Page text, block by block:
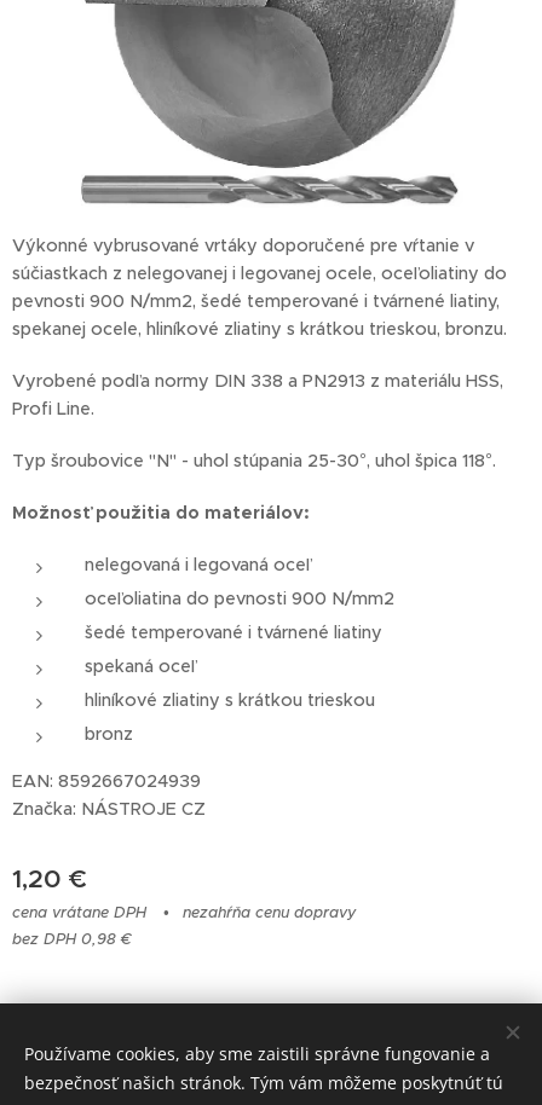
Výkonné vybrusované vrtáky doporučené pre vŕtanie v
súčiastkach z nelegovanej i legovanej ocele, oceľoliatiny do
pevnosti 900 N/mm2, šedé temperované i tvárnené liatiny,
spekanej ocele, hliníkové zliatiny s krátkou trieskou, bronzu.
Vyrobené podľa normy DIN 338 a PN2913 z materiálu HSS,
Profi Line.
Typ šroubovice "N" - uhol stúpania 25-30°, uhol špica 118°.
Možnosťpoužitia do materiálov:
nelegovaná i legovaná oceľ
oceľoliatina do pevnosti 900 N/mm2
šedé temperované i tvárnené liatiny
spekaná oceľ
hliníkové zliatiny s krátkou trieskou
bronz
EAN: 8592667024939
Značka: NÁSTROJE CZ
1,20 €
cena vrátane DPH
nezahŕňa cenu dopravy
bez DPH 0,98 €
© 2023 Všetky práva vyhradené
Cookies
Používame cookies, aby sme zaistili správne fungovanie a
bezpečnosť našich stránok. Tým vám môžeme poskytnúť tú